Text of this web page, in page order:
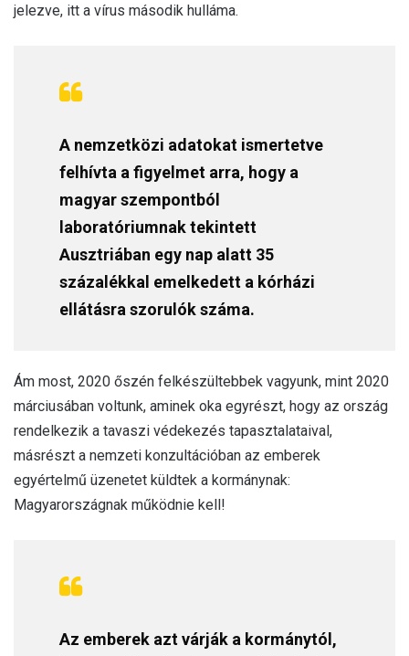
jelezve, itt a vírus második hulláma.
A nemzetközi adatokat ismertetve
felhívta a figyelmet arra, hogy a
magyar szempontból
laboratóriumnak tekintett
Ausztriában egy nap alatt 35
százalékkal emelkedett a kórházi
ellátásra szorulók száma.
Ám most, 2020 őszén felkészültebbek vagyunk, mint 2020
márciusában voltunk, aminek oka egyrészt, hogy az ország
rendelkezik a tavaszi védekezés tapasztalataival,
másrészt a nemzeti konzultációban az emberek
egyértelmű üzenetet küldtek a kormánynak:
Magyarországnak működnie kell!
Az emberek azt várják a kormánytól,